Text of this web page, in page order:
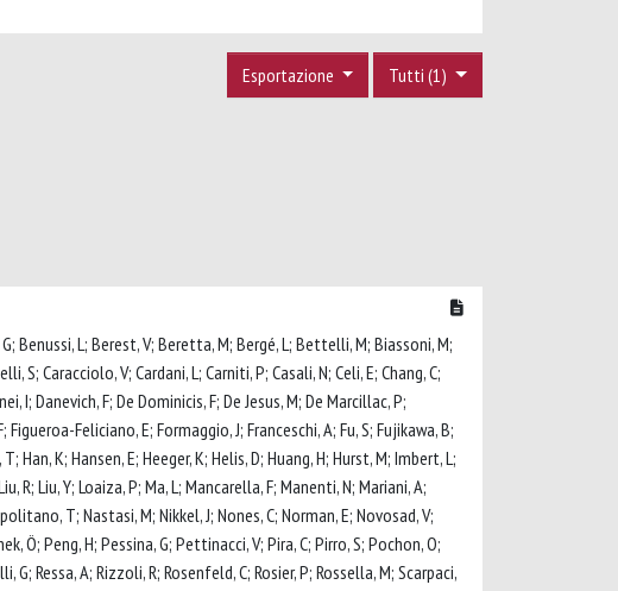
Tutti (1)
Esportazione
Benussi, L; Berest, V; Beretta, M; Bergé, L; Bettelli, M; Biassoni, M;
S; Caracciolo, V; Cardani, L; Carniti, P; Casali, N; Celi, E; Chang, C;
I; Danevich, F; De Dominicis, F; De Jesus, M; De Marcillac, P;
Feliciano, E; Formaggio, J; Franceschi, A; Fu, S; Fujikawa, B;
Han, K; Hansen, E; Heeger, K; Helis, D; Huang, H; Hurst, M; Imbert, L;
R; Liu, Y; Loaiza, P; Ma, L; Mancarella, F; Manenti, N; Mariani, A;
T; Nastasi, M; Nikkel, J; Nones, C; Norman, E; Novosad, V;
Ö; Peng, H; Pessina, G; Pettinacci, V; Pira, C; Pirro, S; Pochon, O;
Ressa, A; Rizzoli, R; Rosenfeld, C; Rosier, P; Rossella, M; Scarpaci,